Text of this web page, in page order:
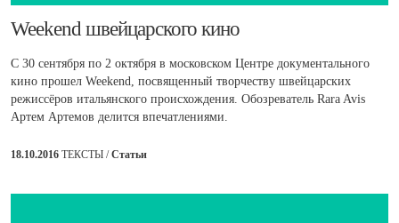
​Weekend швейцарского кино
С 30 сентября по 2 октября в московском Центре документального
кино прошел Weekend, посвященный творчеству швейцарских
режиссёров итальянского происхождения. Обозреватель Rara Avis
Артем Артемов делится впечатлениями.
18.10.2016 ТЕКСТЫ /Статьи